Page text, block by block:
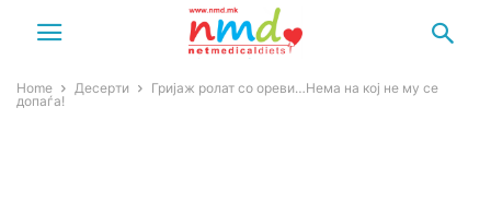
Home Десерти
Гријаж ролат со ореви…Нема на кој не му се
допаѓа!